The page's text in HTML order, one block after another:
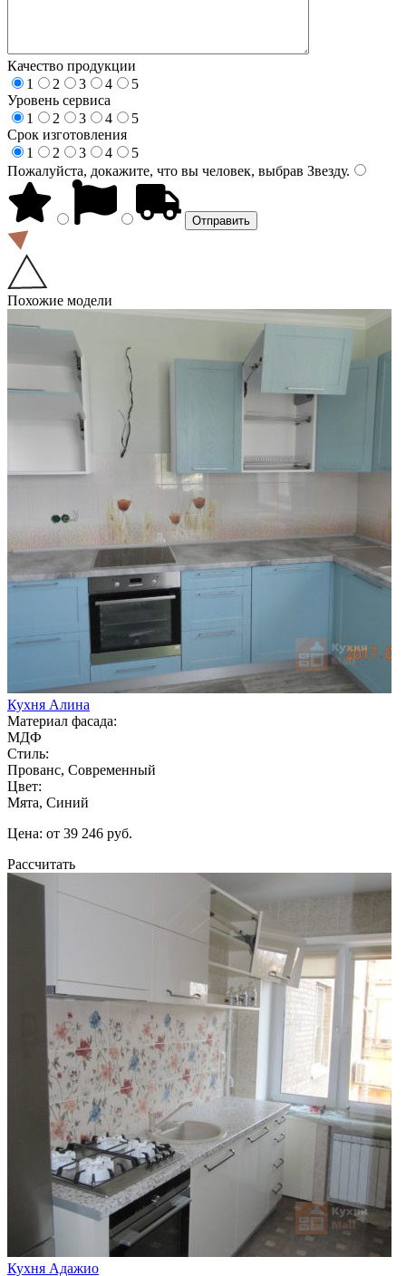
Качество продукции
1
2 3 4
5
Уровень сервиса
1
2 3 4
5
Срок изготовления
1
2 3 4
5
Пожалуйста, докажите, что вы человек, выбрав Звезду.
Похожие модели
Кухня Алина
Материал фасада:
МДФ
Стиль:
Прованс, Современный
Цвет:
Мята, Синий
Цена: от 39 246 руб.
Рассчитать
Кухня Адажио